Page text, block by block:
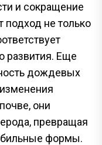
и сокращение
подход не только
развития. Еще
дождевых
они
превращая
формы.